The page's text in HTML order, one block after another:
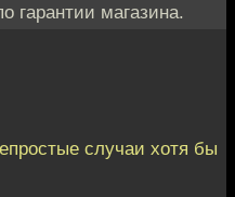
гарантии магазина.
случаи хотя бы